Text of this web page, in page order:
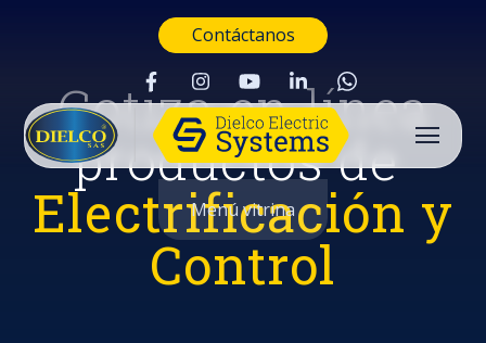
Contáctanos
Menú vitrina
Cotiza en línea
productos de
Electrificación y
Control